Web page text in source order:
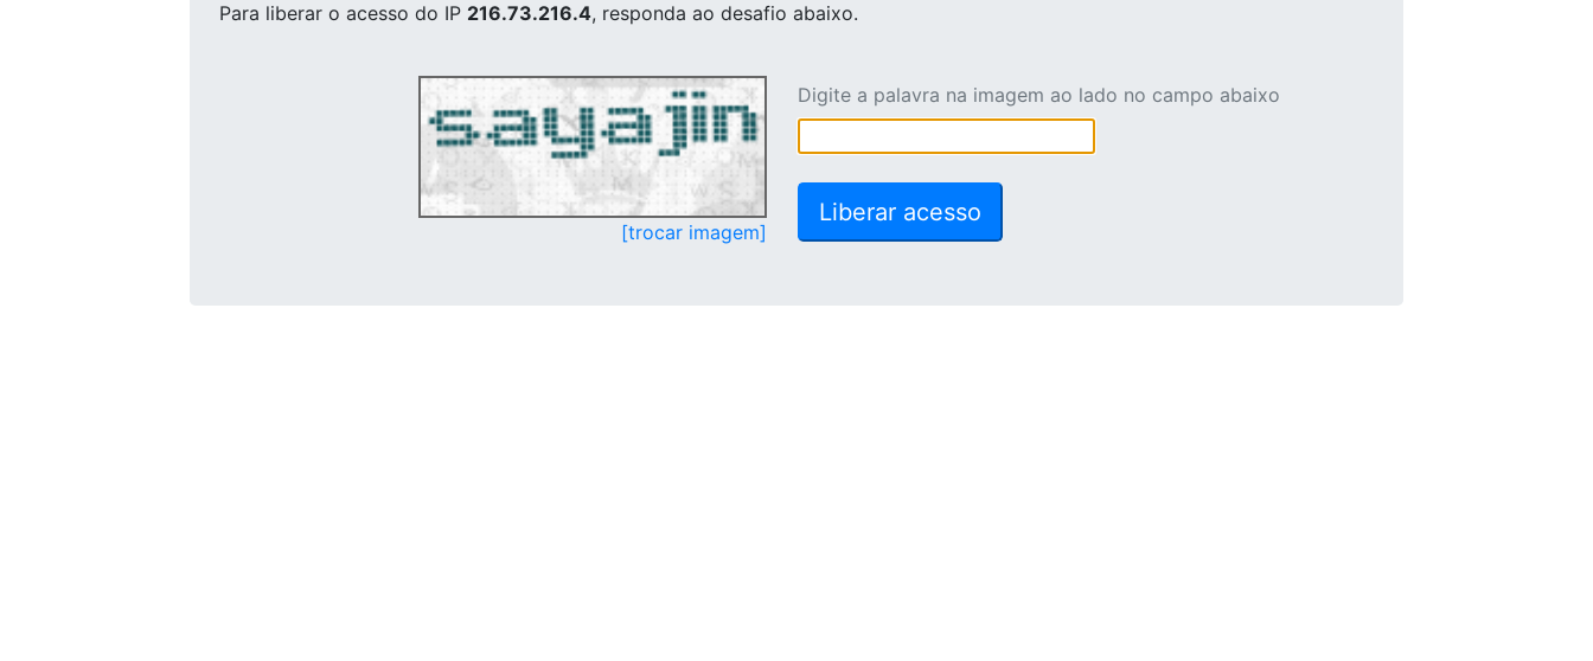
Para liberar o acesso do IP 216.73.216.4, responda ao desafio abaixo.
[trocar imagem]
Digite a palavra na imagem ao lado no campo abaixo